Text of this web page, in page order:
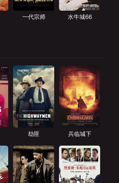
一代宗师 水牛城66
劫匪 兵临城下